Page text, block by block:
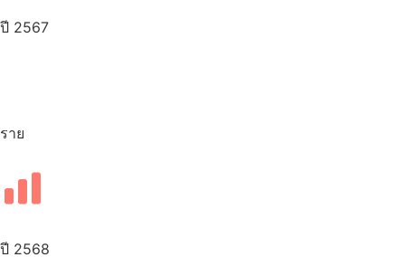
ปี 2567
ราย
ปี 2568